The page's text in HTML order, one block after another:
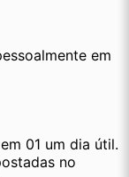
em
01 um dia útil.
no